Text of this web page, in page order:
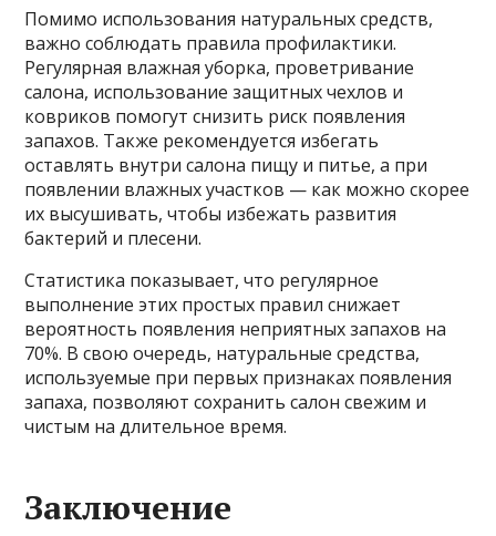
Помимо использования натуральных средств,
важно соблюдать правила профилактики.
Регулярная влажная уборка, проветривание
салона, использование защитных чехлов и
ковриков помогут снизить риск появления
запахов. Также рекомендуется избегать
оставлять внутри салона пищу и питье, а при
появлении влажных участков — как можно скорее
их высушивать, чтобы избежать развития
бактерий и плесени.
Статистика показывает, что регулярное
выполнение этих простых правил снижает
вероятность появления неприятных запахов на
70%. В свою очередь, натуральные средства,
используемые при первых признаках появления
запаха, позволяют сохранить салон свежим и
чистым на длительное время.
Заключение